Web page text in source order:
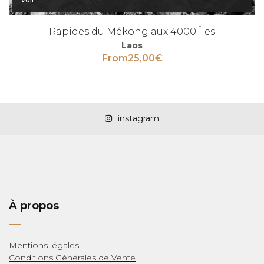
Rapides du Mékong aux 4000 Îles
Laos
From25,00€
instagram
À propos
Mentions légales
Conditions Générales de Vente